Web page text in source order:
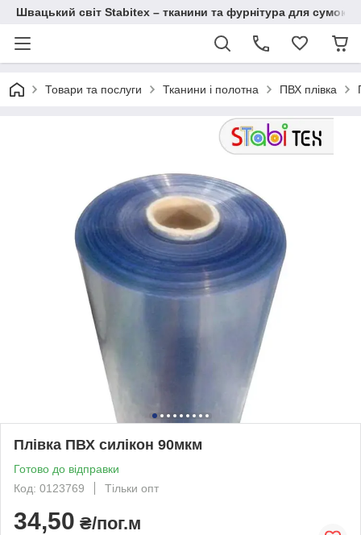
Швацький світ Stabitex – тканини та фурнітура для сумок і
Товари та послуги Тканини і полотна ПВХ плівка
Плівка ПВХ силікон 90мкм
Готово до відправки
Код: 0123769
Тільки опт
34,50 ₴/пог.м